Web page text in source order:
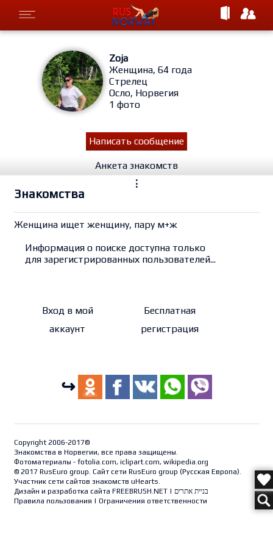
Zoja
Женщина, 64 года
Стрелец
Осло, Норвегия
1 фото
Написать сообщение
Анкета знакомств
⋮
Знакомства
Женщина ищет женщину, пару м+ж
Информация о поиске доступна только
для зарегистрированных пользователей...
Вход в мой
аккаунт
Бесплатная
регистрация
↪
Copyright 2006-2017©
Знакомства в Норвегии, все права защищены.
Фотоматериалы - fotolia.com, iclipart.com, wikipedia.org
© 2017 RusEuro group. Сайт сети RusEuro group (Русская Европа).
Участник сети сайтов знакомств uHearts.
Дизайн и разработка сайта FREEBRUSH.NET| בניית אתרים
Правила пользования | Ограничения ответственности